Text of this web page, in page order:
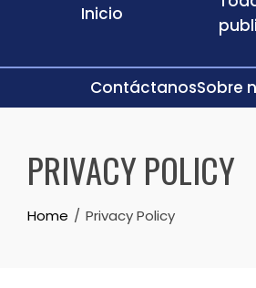
Inicio
ContáctanosSobre
contentPRIVACY POLICY
Home Privacy Policy